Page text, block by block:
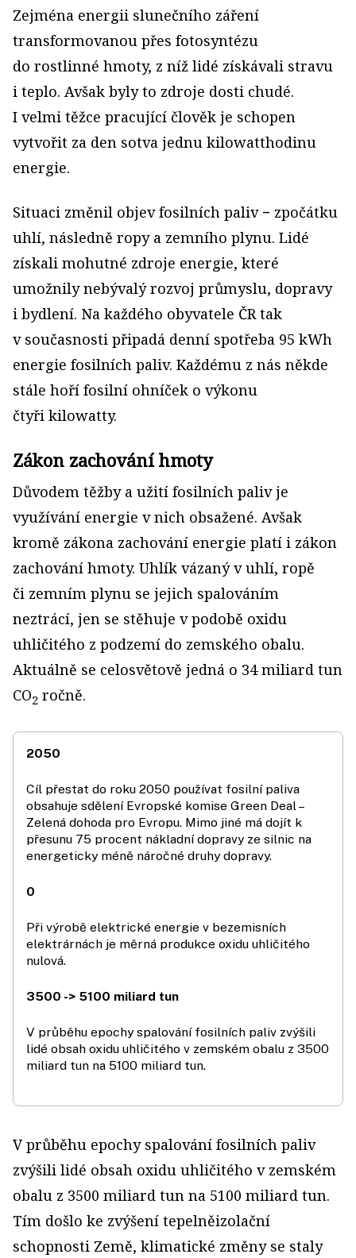
Zejména energii slunečního záření
transformovanou přes fotosyntézu
do rostlinné hmoty, z níž lidé získávali stravu
i teplo. Avšak byly to zdroje dosti chudé.
I velmi těžce pracující člověk je schopen
vytvořit za den sotva jednu kilowatthodinu
energie.
Situaci změnil objev fosilních paliv − zpočátku
uhlí, následně ropy a zemního plynu. Lidé
získali mohutné zdroje energie, které
umožnily nebývalý rozvoj průmyslu, dopravy
i bydlení. Na každého obyvatele ČR tak
v současnosti připadá denní spotřeba 95 kWh
energie fosilních paliv. Každému z nás někde
stále hoří fosilní ohníček o výkonu
čtyři kilowatty.
Zákon zachování hmoty
Důvodem těžby a užití fosilních paliv je
využívání energie v nich obsažené. Avšak
kromě zákona zachování energie platí i zákon
zachování hmoty. Uhlík vázaný v uhlí, ropě
či zemním plynu se jejich spalováním
neztrácí, jen se stěhuje v podobě oxidu
uhličitého z podzemí do zemského obalu.
Aktuálně se celosvětově jedná o 34 miliard tun
CO2 ročně.
2050
Cíl přestat do roku 2050 používat fosilní paliva
obsahuje sdělení Evropské komise Green Deal –
Zelená dohoda pro Evropu. Mimo jiné má dojít k
přesunu 75 procent nákladní dopravy ze silnic na
energeticky méně náročné druhy dopravy.
0
Při výrobě elektrické energie v bezemisních
elektrárnách je měrná produkce oxidu uhličitého
nulová.
3500 -> 5100 miliard tun
V průběhu epochy spalování fosilních paliv zvýšili
lidé obsah oxidu uhličitého v zemském obalu z 3500
miliard tun na 5100 miliard tun.
V průběhu epochy spalování fosilních paliv
zvýšili lidé obsah oxidu uhličitého v zemském
obalu z 3500 miliard tun na 5100 miliard tun.
Tím došlo ke zvýšení tepelněizolační
schopnosti Země, klimatické změny se staly